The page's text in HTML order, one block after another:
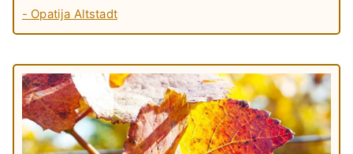
- Opatija Altstadt